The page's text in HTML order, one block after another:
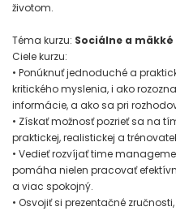
životom.
Téma kurzu: Sociálne a
Ciele kurzu:
• Ponúknuť jednoduché a
kritického myslenia, i ako
informácie, a ako sa pri
• Získať možnosť pozrieť sa na
praktickej, realistickej a
• Vedieť rozvíjať time
pomáha nielen pracovať
a viac spokojný.
• Osvojiť si prezentačné